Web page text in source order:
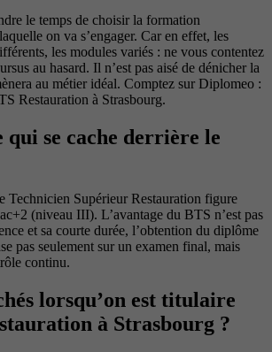
le temps de choisir la formation
on va s’engager. Car en effet, les
les modules variés : ne vous contentez
au hasard. Il n’est pas aisé de dénicher la
au métier idéal. Comptez sur Diplomeo :
Restauration à Strasbourg.
qui se cache derrière le
Technicien Supérieur Restauration figure
(niveau III). L’avantage du BTS n’est pas
et sa courte durée, l’obtention du diplôme
pas seulement sur un examen final, mais
continu.
lorsqu’on est titulaire
à Strasbourg ?